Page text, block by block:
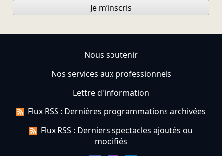
Je m’inscris
Nous soutenir
Nos services aux professionnels
Lettre d'information
Flux RSS : Dernières programmations archivées
Flux RSS : Derniers spectacles ajoutés ou
modifiés